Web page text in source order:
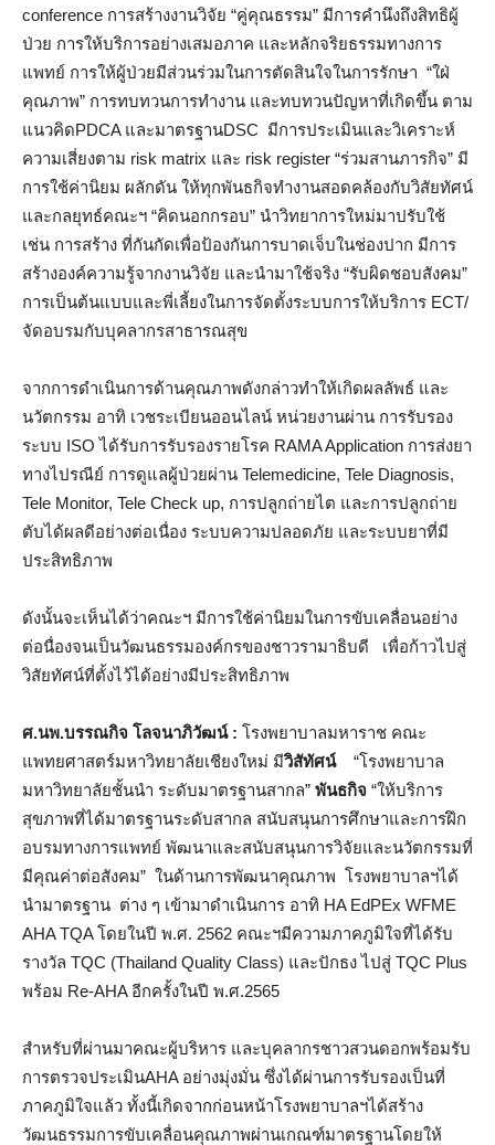
conference การสร้างงานวิจัย “คู่คุณธรรม” มีการคำนึงถึงสิทธิผู้
ป่วย การให้บริการอย่างเสมอภาค และหลักจริยธรรมทางการ
แพทย์ การให้ผู้ป่วยมีส่วนร่วมในการตัดสินใจในการรักษา “ใฝ่
คุณภาพ” การทบทวนการทำงาน และทบทวนปัญหาที่เกิดขึ้น ตาม
แนวคิดPDCA และมาตรฐานDSC มีการประเมินและวิเคราะห์
ความเสี่ยงตาม risk matrix และ risk register “ร่วมสานภารกิจ” มี
การใช้ค่านิยม ผลักดัน ให้ทุกพันธกิจทำงานสอดคล้องกับวิสัยทัศน์
และกลยุทธ์คณะฯ “คิดนอกกรอบ” นำวิทยาการใหม่มาปรับใช้
เช่น การสร้าง ที่กันกัดเพื่อป้องกันการบาดเจ็บในช่องปาก มีการ
สร้างองค์ความรู้จากงานวิจัย และนำมาใช้จริง “รับผิดชอบสังคม”
การเป็นต้นแบบและพี่เลี้ยงในการจัดตั้งระบบการให้บริการ ECT/
จัดอบรมกับบุคลากรสาธารณสุข
จากการดำเนินการด้านคุณภาพดังกล่าวทำให้เกิดผลลัพธ์ และ
นวัตกรรม อาทิ เวชระเบียนออนไลน์ หน่วยงานผ่าน การรับรอง
ระบบ ISO ได้รับการรับรองรายโรค RAMA Application การส่งยา
ทางไปรณีย์ การดูแลผู้ป่วยผ่าน Telemedicine, Tele Diagnosis,
Tele Monitor, Tele Check up, การปลูกถ่ายไต และการปลูกถ่าย
ตับได้ผลดีอย่างต่อเนื่อง ระบบความปลอดภัย และระบบยาที่มี
ประสิทธิภาพ
ดังนั้นจะเห็นได้ว่าคณะฯ มีการใช้ค่านิยมในการขับเคลื่อนอย่าง
ต่อนื่องจนเป็นวัฒนธรรมองค์กรของชาวรามาธิบดี เพื่อก้าวไปสู่
วิสัยทัศน์ที่ตั้งไว้ได้อย่างมีประสิทธิภาพ
ศ.นพ.บรรณกิจ โลจนาภิวัฒน์ : โรงพยาบาลมหาราช คณะ
แพทยศาสตร์มหาวิทยาลัยเชียงใหม่ มีวิสัทัศน์ “โรงพยาบาล
มหาวิทยาลัยชั้นนำ ระดับมาตรฐานสากล” พันธกิจ “ให้บริการ
สุขภาพที่ได้มาตรฐานระดับสากล สนับสนุนการศึกษาและการฝึก
อบรมทางการแพทย์ พัฒนาและสนับสนุนการวิจัยและนวัตกรรมที่
มีคุณค่าต่อสังคม” ในด้านการพัฒนาคุณภาพ โรงพยาบาลฯได้
นำมาตรฐาน ต่าง ๆ เข้ามาดำเนินการ อาทิ HA EdPEx WFME
AHA TQA โดยในปี พ.ศ. 2562 คณะฯมีความภาคภูมิใจที่ได้รับ
รางวัล TQC (Thailand Quality Class) และปักธง ไปสู่ TQC Plus
พร้อม Re-AHA อีกครั้งในปี พ.ศ.2565
สำหรับที่ผ่านมาคณะผู้บริหาร และบุคลากรชาวสวนดอกพร้อมรับ
การตรวจประเมินAHA อย่างมุ่งมั่น ซึ่งได้ผ่านการรับรองเป็นที่
ภาคภูมิใจแล้ว ทั้งนี้เกิดจากก่อนหน้าโรงพยาบาลฯได้สร้าง
วัฒนธรรมการขับเคลื่อนคุณภาพผ่านเกณฑ์มาตรฐานโดยให้